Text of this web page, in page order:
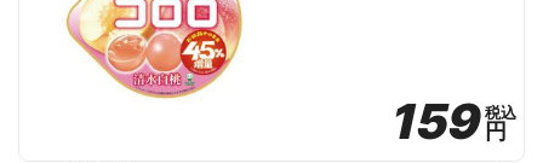
159
159税込
税込
円
円